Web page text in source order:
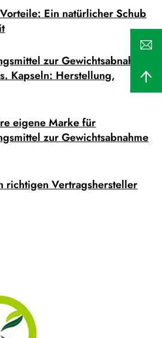
Ein natürlicher Schub
zur Gewichtsabnahme
Kapseln: Herstellung,
eigene Marke für
zur Gewichtsabnahme
richtigen Vertragshersteller